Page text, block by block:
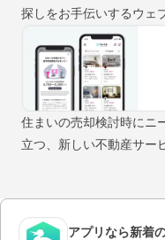
探しをお手伝いするウェ
住まいの売却検討時にニ
立つ、新しい不動産サー
アプリなら新着